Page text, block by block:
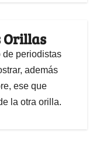
Orillas
de periodistas
además
ese que
la otra orilla.